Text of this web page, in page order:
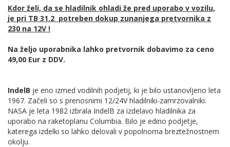
Kdor želi, da se hladilnik ohladi že pred uporabo v vozilu,
je pri TB 31.2 potreben dokup zunanjega pretvornika z
230 na 12V !
Na željo uporabnika lahko pretvornik dobavimo za ceno
49,00 Eur z DDV.
IndelB je eno izmed vodilnih podjetij, ki je bilo ustanovljeno leta
1967. Začeli so s prenosnimi 12/24V hladilniki-zamrzovalniki.
NASA je leta 1982 izbrala IndelB za izdelavo hladilnika za
uporabo na raketoplanu Columbia. Bilo je edino podjetje,
katerega izdelki so lahko delovali v popolnoma breztežnostnem
okolju.